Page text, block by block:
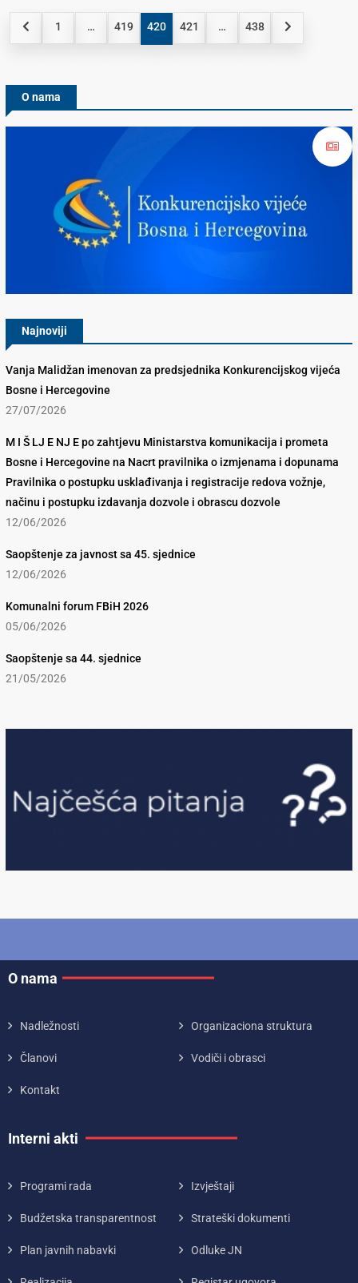
1 … 419 420 421 … 438
O nama
Najnoviji
Vanja Malidžan imenovan za predsjednika Konkurencijskog vijeća
Bosne i Hercegovine
27/07/2026
M I Š LJ E NJ E po zahtjevu Ministarstva komunikacija i prometa
Bosne i Hercegovine na Nacrt pravilnika o izmjenama i dopunama
Pravilnika o postupku usklađivanja i registracije redova vožnje,
načinu i postupku izdavanja dozvole i obrascu dozvole
12/06/2026
Saopštenje za javnost sa 45. sjednice
12/06/2026
Komunalni forum FBiH 2026
05/06/2026
Saopštenje sa 44. sjednice
21/05/2026
O nama
Nadležnosti Organizaciona struktura
Članovi Vodiči i obrasci
Kontakt
Interni akti
Programi rada Izvještaji
Budžetska transparentnost Strateški dokumenti
Plan javnih nabavki Odluke JN